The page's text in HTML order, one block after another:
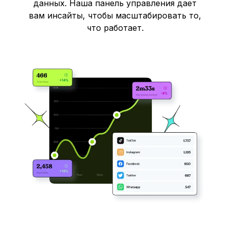
данных. Наша панель управления дает
вам инсайты, чтобы масштабировать то,
что работает.